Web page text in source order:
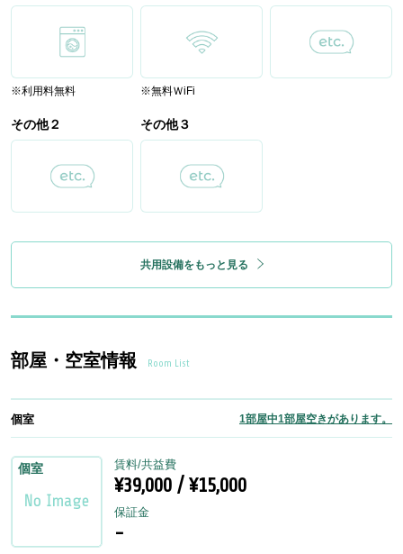
※利用料無料 ※無料ＷiFi
その他２ その他３
共用設備をもっと見る
部屋・空室情報 Room List
個室 1部屋中1部屋空きがあります。
個室 賃料/共益費
¥39,000 / ¥15,000
保証金
-